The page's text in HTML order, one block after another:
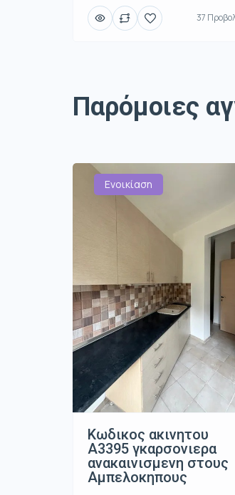
37
Παρόμοιες
Ενοικίαση
Κωδικος ακινητου
Α3395 γκαρσονιερα
ανακαινισμενη στους
Αμπελοκηπους